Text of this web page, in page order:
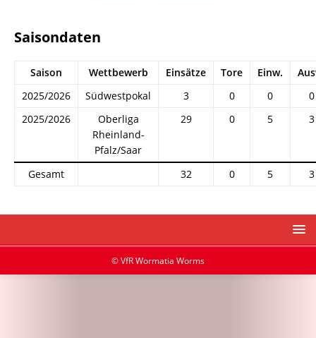
Saisondaten
Saison Wettbewerb Einsätze Tore Einw.
2025/2026
Südwestpokal 3 0 0
0
2025/2026
Oberliga
Rheinland-
Pfalz/Saar
29 0 5 3
Gesamt 32 0 5 3
© VfR Wormatia Worms